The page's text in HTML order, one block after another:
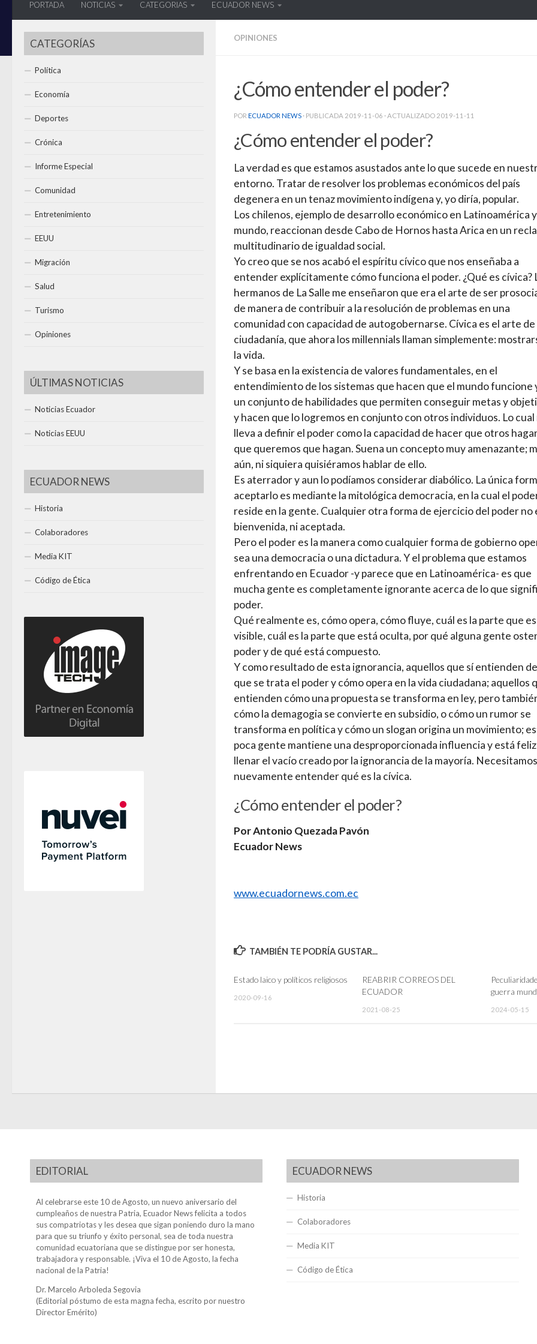
PORTADA NOTICIAS CATEGORIAS ECUADOR NEWS
OPINIONES
¿Cómo entender el poder?
POR ECUADOR NEWS · PUBLICADA 2019-11-06 · ACTUALIZADO 2019-11-11
¿Cómo entender el poder?
La verdad es que estamos asustados ante lo que sucede en
entorno. Tratar de resolver los problemas económicos del país
degenera en un tenaz movimiento indígena y, yo diría, popular.
Los chilenos, ejemplo de desarrollo económico en Latinoamérica
mundo, reaccionan desde Cabo de Hornos hasta Arica en un
multitudinario de igualdad social.
Yo creo que se nos acabó el espíritu cívico que nos enseñaba a
entender explícitamente cómo funciona el poder. ¿Qué es cívica?
hermanos de La Salle me enseñaron que era el arte de ser
de manera de contribuir a la resolución de problemas en una
comunidad con capacidad de autogobernarse. Cívica es el arte de
ciudadanía, que ahora los millennials llaman simplemente:
la vida.
Y se basa en la existencia de valores fundamentales, en el
entendimiento de los sistemas que hacen que el mundo funcione
un conjunto de habilidades que permiten conseguir metas y
y hacen que lo logremos en conjunto con otros individuos. Lo cual
lleva a definir el poder como la capacidad de hacer que otros
que queremos que hagan. Suena un concepto muy amenazante;
aún, ni siquiera quisiéramos hablar de ello.
Es aterrador y aun lo podíamos considerar diabólico. La única
aceptarlo es mediante la mitológica democracia, en la cual el
reside en la gente. Cualquier otra forma de ejercicio del poder no
bienvenida, ni aceptada.
Pero el poder es la manera como cualquier forma de gobierno
sea una democracia o una dictadura. Y el problema que estamos
enfrentando en Ecuador -y parece que en Latinoamérica- es que
mucha gente es completamente ignorante acerca de lo que
poder.
Qué realmente es, cómo opera, cómo fluye, cuál es la parte que es
visible, cuál es la parte que está oculta, por qué alguna gente
poder y de qué está compuesto.
Y como resultado de esta ignorancia, aquellos que sí entienden
que se trata el poder y cómo opera en la vida ciudadana; aquellos
entienden cómo una propuesta se transforma en ley, pero
cómo la demagogia se convierte en subsidio, o cómo un rumor se
transforma en política y cómo un slogan origina un movimiento;
poca gente mantiene una desproporcionada influencia y está
llenar el vacío creado por la ignorancia de la mayoría. Necesitamos
nuevamente entender qué es la cívica.
¿Cómo entender el poder?
Por Antonio Quezada Pavón
Ecuador News
www.ecuadornews.com.ec
TAMBIÉN TE PODRÍA GUSTAR...
Estado laico y políticos religiosos
2020-09-16
REABRIR CORREOS DEL
ECUADOR
2021-08-25
guerra
2024-05-15
CATEGORÍAS
Política
Economía
Deportes
Crónica
Informe Especial
Comunidad
Entretenimiento
EEUU
Migración
Salud
Turismo
Opiniones
ÚLTIMAS NOTICIAS
Noticias Ecuador
Noticias EEUU
ECUADOR NEWS
Historia
Colaboradores
Media KIT
Código de Ética
EDITORIAL
Al celebrarse este 10 de Agosto, un nuevo aniversario del
cumpleaños de nuestra Patria, Ecuador News felicita a todos
sus compatriotas y les desea que sigan poniendo duro la mano
para que su triunfo y éxito personal, sea de toda nuestra
comunidad ecuatoriana que se distingue por ser honesta,
trabajadora y responsable. ¡Viva el 10 de Agosto, la fecha
nacional de la Patria!
Dr. Marcelo Arboleda Segovia
(Editorial póstumo de esta magna fecha, escrito por nuestro
Director Emérito)
ECUADOR NEWS
Historia
Colaboradores
Media KIT
Código de Ética